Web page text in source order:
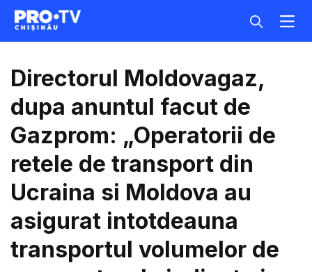
Directorul Moldovagaz,
dupa anuntul facut de
Gazprom: „Operatorii de
retele de transport din
Ucraina si Moldova au
asigurat intotdeauna
transportul volumelor de